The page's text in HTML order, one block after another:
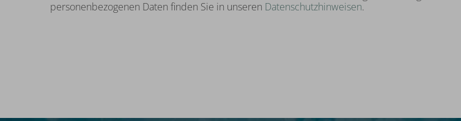
personenbezogenen Daten finden Sie in unseren Datenschutzhinweisen.